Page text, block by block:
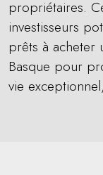
propriétaires.
investisseurs
prêts à acheter
Basque pour
vie